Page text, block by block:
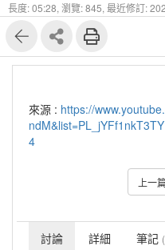
長度: 05:28, 瀏覽: 845, 最近修訂:
來源 : https://
4
上一
討論 詳細 筆記